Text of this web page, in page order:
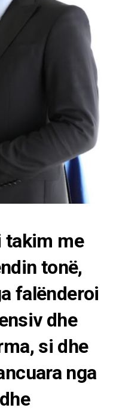
takim me
tonë,
falënderoi
dhe
si dhe
nga